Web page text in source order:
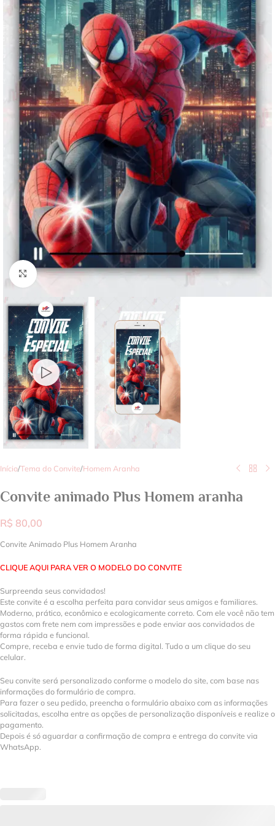
Clique para ampliar
Início/Tema do Convite/Homem Aranha
Convite animado Plus Homem aranha
R$ 80,00
Convite Animado Plus Homem Aranha
CLIQUE AQUI PARA VER O MODELO DO CONVITE
Surpreenda seus convidados!
Este convite é a escolha perfeita para convidar seus amigos e familiares.
Moderno, prático, econômico e ecologicamente correto. Com ele você não tem
gastos com frete nem com impressões e pode enviar aos convidados de
forma rápida e funcional.
Compre, receba e envie tudo de forma digital. Tudo a um clique do seu
celular.
Seu convite será personalizado conforme o modelo do site, com base nas
informações do formulário de compra.
Para fazer o seu pedido, preencha o formulário abaixo com as informações
solicitadas, escolha entre as opções de personalização disponíveis e realize o
pagamento.
Depois é só aguardar a confirmação de compra e entrega do convite via
WhatsApp.